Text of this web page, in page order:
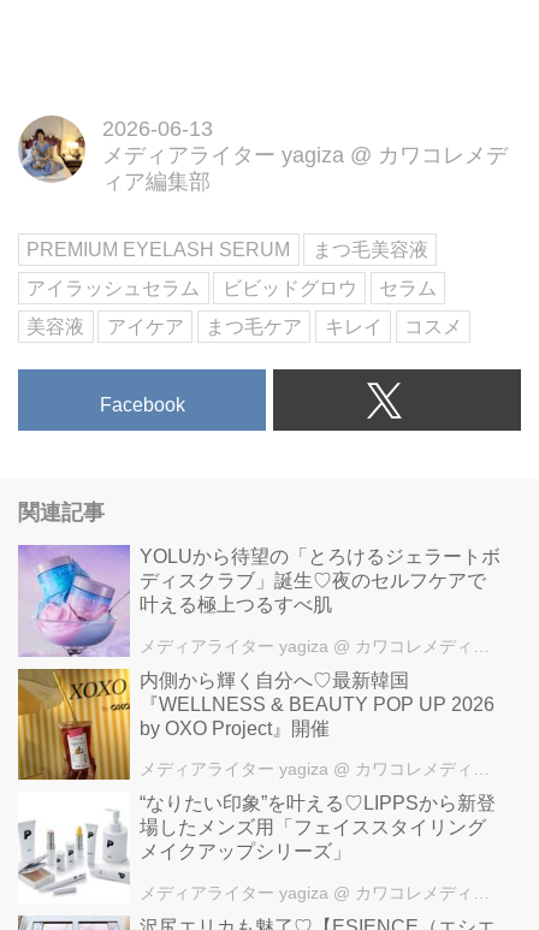
2026-06-13
メディアライター yagiza @ カワコレメデ
ィア編集部
PREMIUM EYELASH SERUM
まつ毛美容液
アイラッシュセラム
ビビッドグロウ
セラム
美容液
アイケア まつ毛ケア キレイ コスメ
Facebook
関連記事
YOLUから待望の「とろけるジェラートボ
ディスクラブ」誕生♡夜のセルフケアで
叶える極上つるすべ肌
メディアライター yagiza @ カワコレメディア編集部
内側から輝く自分へ♡最新韓国
『WELLNESS & BEAUTY POP UP 2026
by OXO Project』開催
メディアライター yagiza @ カワコレメディア編集部
“なりたい印象”を叶える♡LIPPSから新登
場したメンズ用「フェイススタイリング
メイクアップシリーズ」
メディアライター yagiza @ カワコレメディア編集部